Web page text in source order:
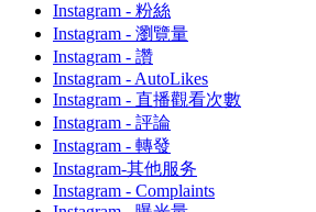
Instagram - 粉絲
Instagram - 瀏覽量
Instagram - 讚
Instagram - AutoLikes
Instagram - 直播觀看次數
Instagram - 評論
Instagram - 轉發
Instagram-其他服务
Instagram - Complaints